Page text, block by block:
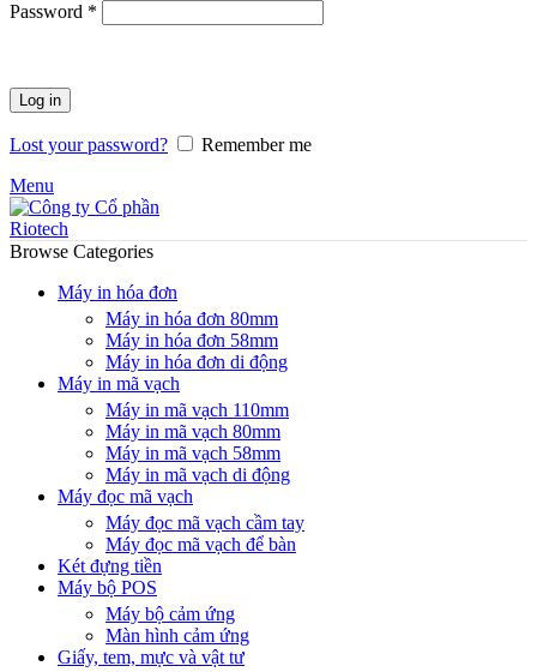
Password *
Log in
Lost your password?
Remember me
Menu
Browse Categories
Máy in hóa đơn
Máy in hóa đơn 80mm
Máy in hóa đơn 58mm
Máy in hóa đơn di động
Máy in mã vạch
Máy in mã vạch 110mm
Máy in mã vạch 80mm
Máy in mã vạch 58mm
Máy in mã vạch di động
Máy đọc mã vạch
Máy đọc mã vạch cầm tay
Máy đọc mã vạch để bàn
Két đựng tiền
Máy bộ POS
Máy bộ cảm ứng
Màn hình cảm ứng
Giấy, tem, mực và vật tư